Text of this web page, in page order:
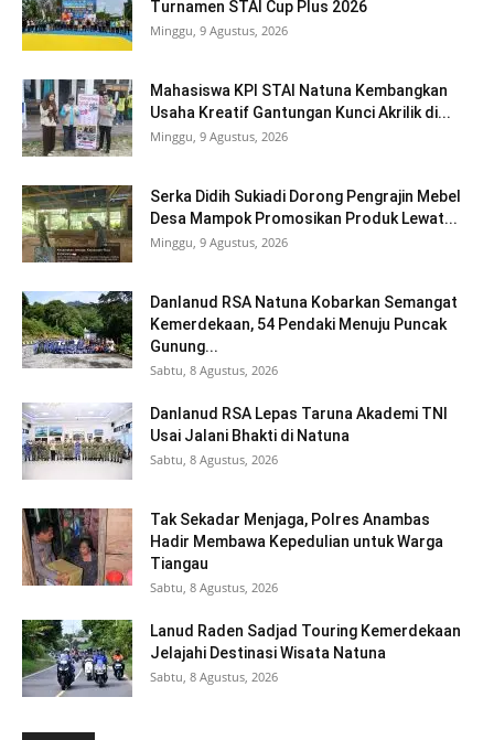
Turnamen STAI Cup Plus 2026
Minggu, 9 Agustus, 2026
Mahasiswa KPI STAI Natuna Kembangkan
Usaha Kreatif Gantungan Kunci Akrilik di...
Minggu, 9 Agustus, 2026
Serka Didih Sukiadi Dorong Pengrajin Mebel
Desa Mampok Promosikan Produk Lewat...
Minggu, 9 Agustus, 2026
Danlanud RSA Natuna Kobarkan Semangat
Kemerdekaan, 54 Pendaki Menuju Puncak
Gunung...
Sabtu, 8 Agustus, 2026
Danlanud RSA Lepas Taruna Akademi TNI
Usai Jalani Bhakti di Natuna
Sabtu, 8 Agustus, 2026
Tak Sekadar Menjaga, Polres Anambas
Hadir Membawa Kepedulian untuk Warga
Tiangau
Sabtu, 8 Agustus, 2026
Lanud Raden Sadjad Touring Kemerdekaan
Jelajahi Destinasi Wisata Natuna
Sabtu, 8 Agustus, 2026